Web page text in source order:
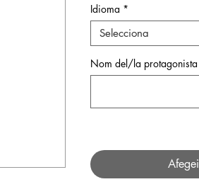
Idioma *
Selecciona
Nom del/la protagonista